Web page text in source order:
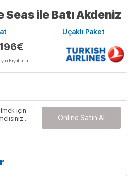
ile Batı Akdeniz
Fiyatlarla
Uçaklı Paket
için
Online Satın Al